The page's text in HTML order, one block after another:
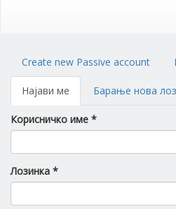
Primary
tabs
Create new Passive account
Најави ме (activeБарање нова
Корисничко име *
Лозинка *